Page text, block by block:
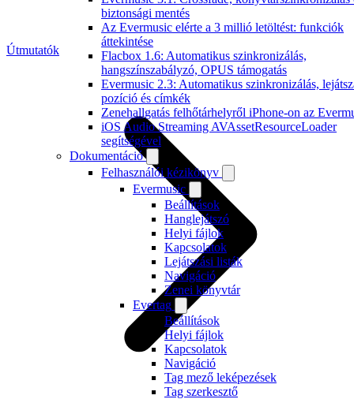
biztonsági mentés
Az Evermusic elérte a 3 millió letöltést: funkciók
áttekintése
Flacbox 1.6: Automatikus szinkronizálás,
hangszínszabályzó, OPUS támogatás
Evermusic 2.3: Automatikus szinkronizálás,
pozíció és címkék
Zenehallgatás felhőtárhelyről iPhone-on az
iOS Audio Streaming AVAssetResourceLoader
segítségével
Dokumentáció
Felhasználói kézikönyv
Evermusic
Beállítások
Hanglejátszó
Helyi fájlok
Kapcsolatok
Lejátszási listák
Navigáció
Zenei könyvtár
Evertag
Beállítások
Helyi fájlok
Kapcsolatok
Navigáció
Tag mező leképezések
Tag szerkesztő
Útmutatók